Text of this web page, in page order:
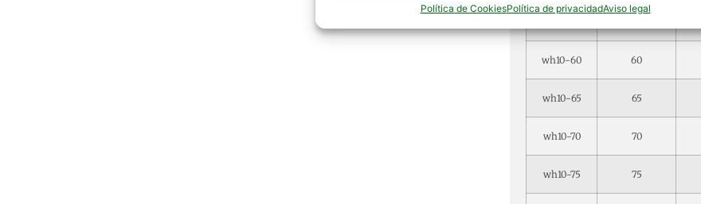
Política de CookiesPolítica de privacidadAviso legal
wh10-60 60
wh10-65 65
wh10-70 70
wh10-75 75